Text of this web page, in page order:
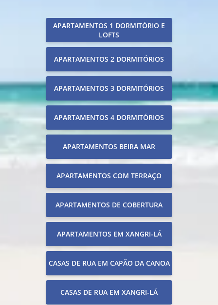
APARTAMENTOS 1 DORMITÓRIO E
LOFTS
APARTAMENTOS 2 DORMITÓRIOS
APARTAMENTOS 3 DORMITÓRIOS
APARTAMENTOS 4 DORMITÓRIOS
APARTAMENTOS BEIRA MAR
APARTAMENTOS COM TERRAÇO
APARTAMENTOS DE COBERTURA
APARTAMENTOS EM XANGRI-LÁ
CASAS DE RUA EM CAPÃO DA CANOA
CASAS DE RUA EM XANGRI-LÁ